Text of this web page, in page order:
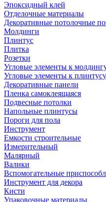
Эпоксидный клей
Отделочные материалы
Декоративные потолочные
Молдинги
Плинтус
Плитка
Розетки
Угловые элементы к
Угловые элементы к плинтусу
Декоративные панели
Пленка самоклеящаяся
Подвесные потолки
Напольные плинтусы
Пороги для пола
Инструмент
Емкости строительные
Измерительный
Малярный
Валики
Вспомогательные
Инструмент для декора
Кисти
Упаковочные материалы